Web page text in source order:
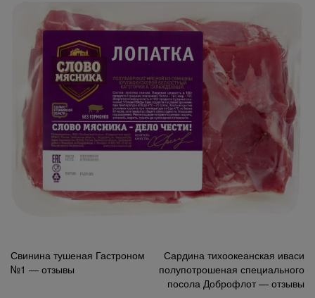
Навигация
по
Свинина тушеная Гастроном
№1 — отзывы
Сардина тихоокеанская иваси
полупотрошеная специального
посола Доброфлот — отзывы